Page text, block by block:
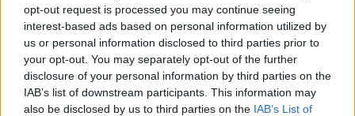
opt-out request is processed you may continue seeing
interest-based ads based on personal information utilized by
us or personal information disclosed to third parties prior to
your opt-out. You may separately opt-out of the further
disclosure of your personal information by third parties on the
IAB’s list of downstream participants. This information may
also be disclosed by us to third parties on the IAB’s List of
Aggius conquista la classifica delle mete più
amate dell’estate 2026